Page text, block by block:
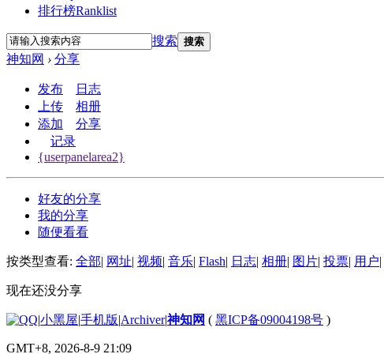
排行榜Ranklist
搜索 搜索
神知网 › 分享
发布
日志
上传
相册
添加
分享
记录
{userpanelarea2}
好友的分享
我的分享
随便看看
按类型查看: 全部| 网址| 视频| 音乐| Flash| 日志| 相册| 图片| 投票| 用户|
现在还没分享
|小黑屋|手机版|Archiver|神知网 ( 黑ICP备09004198号 )
GMT+8, 2026-8-9 21:09